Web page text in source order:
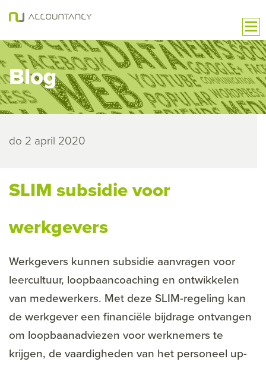
Blog
do 2 april 2020
SLIM subsidie voor
werkgevers
Werkgevers kunnen subsidie aanvragen voor
leercultuur, loopbaancoaching en ontwikkelen
van medewerkers. Met deze SLIM-regeling kan
de werkgever een financiële bijdrage ontvangen
om loopbaanadviezen voor werknemers te
krijgen, de vaardigheden van het personeel up-